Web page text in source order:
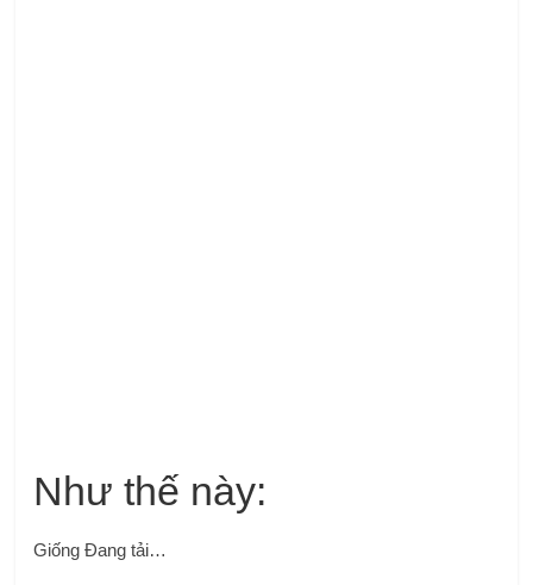
Như thế này:
Giống Đang tải…